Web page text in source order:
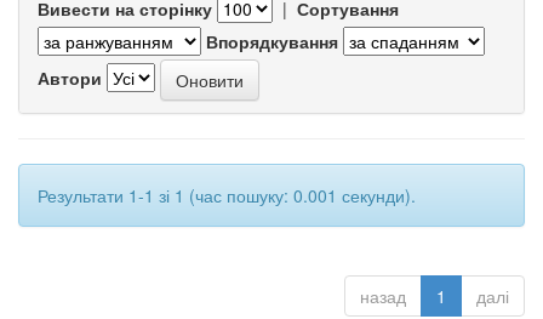
Вивести на сторінку | Сортування
Впорядкування
Автори
Результати 1-1 зі 1 (час пошуку: 0.001 секунди).
назад 1 далі